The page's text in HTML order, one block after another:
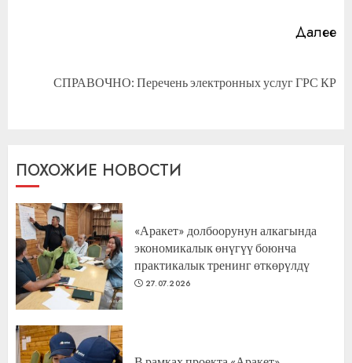
Далее
Следующая
СПРАВОЧНО: Перечень электронных услуг ГРС КР
ПОХОЖИЕ НОВОСТИ
«Аракет» долбоорунун алкагында
экономикалык өнүгүү боюнча
практикалык тренинг өткөрүлдү
27.07.2026